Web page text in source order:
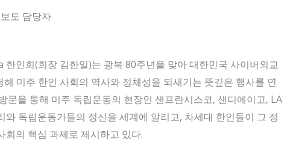
도 담당자
한인회(회장 김한일)는 광복 80주년을 맞아 대한민국 사이버외교
미주 한인 사회의 역사와 정체성을 되새기는 뜻깊은 행사를 연
문을 통해 미주 독립운동의 현장인 샌프란시스코, 샌디에이고, LA
와 독립운동가들의 정신을 세계에 알리고, 차세대 한인들이 그 정
회의 핵심 과제로 제시하고 있다.